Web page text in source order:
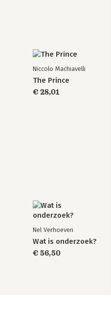
Niccolo Machiavelli
The Prince
€ 28,01
Nel Verhoeven
Wat is onderzoek?
€ 56,50